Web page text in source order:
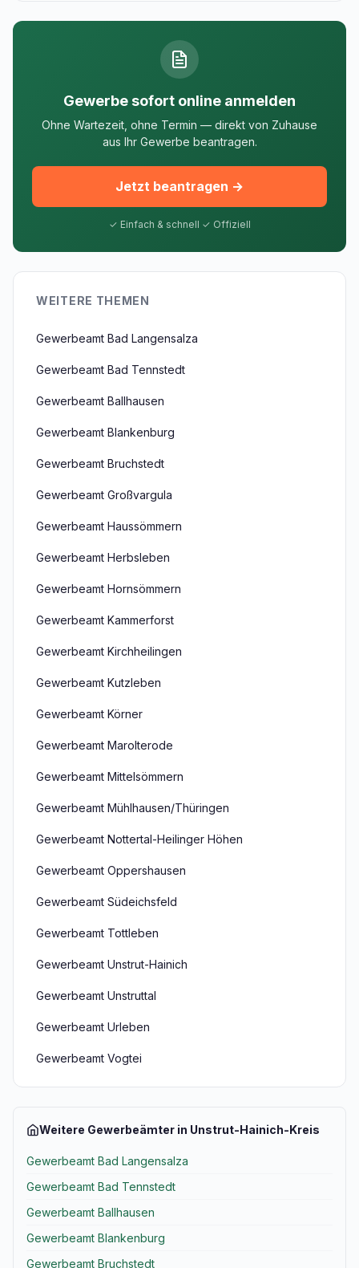
Gewerbe sofort online anmelden
Ohne Wartezeit, ohne Termin — direkt von Zuhause
aus Ihr Gewerbe beantragen.
Jetzt beantragen →
✓ Einfach & schnell ✓ Offiziell
WEITERE THEMEN
Gewerbeamt Bad Langensalza
Gewerbeamt Bad Tennstedt
Gewerbeamt Ballhausen
Gewerbeamt Blankenburg
Gewerbeamt Bruchstedt
Gewerbeamt Großvargula
Gewerbeamt Haussömmern
Gewerbeamt Herbsleben
Gewerbeamt Hornsömmern
Gewerbeamt Kammerforst
Gewerbeamt Kirchheilingen
Gewerbeamt Kutzleben
Gewerbeamt Körner
Gewerbeamt Marolterode
Gewerbeamt Mittelsömmern
Gewerbeamt Mühlhausen/Thüringen
Gewerbeamt Nottertal-Heilinger Höhen
Gewerbeamt Oppershausen
Gewerbeamt Südeichsfeld
Gewerbeamt Tottleben
Gewerbeamt Unstrut-Hainich
Gewerbeamt Unstruttal
Gewerbeamt Urleben
Gewerbeamt Vogtei
Weitere Gewerbeämter in Unstrut-Hainich-Kreis
Gewerbeamt Bad Langensalza
Gewerbeamt Bad Tennstedt
Gewerbeamt Ballhausen
Gewerbeamt Blankenburg
Gewerbeamt Bruchstedt